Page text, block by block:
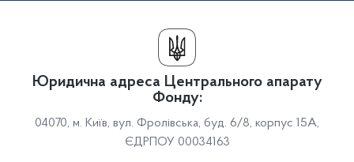
Юридична адреса Центрального апарату
Фонду:
04070, м. Київ, вул. Фролівська, буд. 6/8, корпус 15А,
ЄДРПОУ 00034163